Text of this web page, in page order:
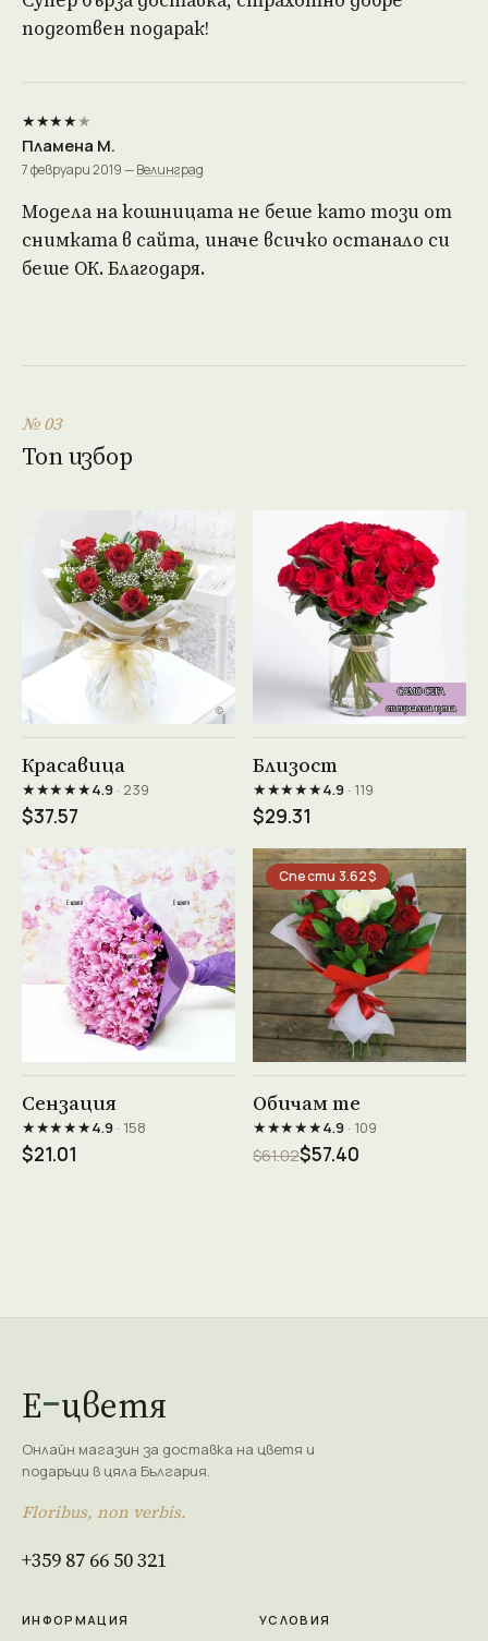
подготвен подарак!
★★★★★
Пламена М.
7 февруари 2019 —Велинград
Модела на кошницата не беше като този от
снимката в сайта, иначе всичко останало си
беше ОК. Благодаря.
№ 03
Топ избор
Красавица
★★★★★4.9· 239
$37.57
Близост
★★★★★4.9· 119
$29.31
Сензация
★★★★★4.9· 158
$21.01
Спести 3.62$
Обичам те
★★★★★4.9· 109
$61.02$57.40
Е цветя
Онлайн магазин за доставка на цветя и
подаръци в цяла България.
Floribus, non verbis.
+359 87 66 50 321
ИНФОРМАЦИЯ УСЛОВИЯ